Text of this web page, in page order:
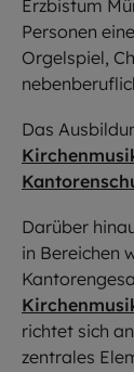
Erzbistum
Personen
Orgelspiel,
Das
Darüber
in Bereichen
richtet sich
zentrales